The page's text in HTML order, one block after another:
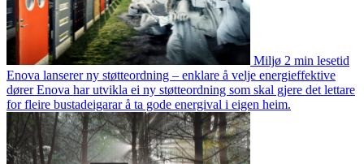
Miljø 2 min lesetid
Enova lanserer ny støtteordning – enklare å velje energieffektive
dørerEnova har utvikla ei ny støtteordning som skal gjere det lettare
for fleire bustadeigarar å ta gode energival i eigen heim.